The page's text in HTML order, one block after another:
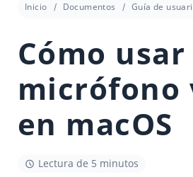
Inicio Documentos Guía de
Cómo usar
en macOS
Lectura de 5 minutos